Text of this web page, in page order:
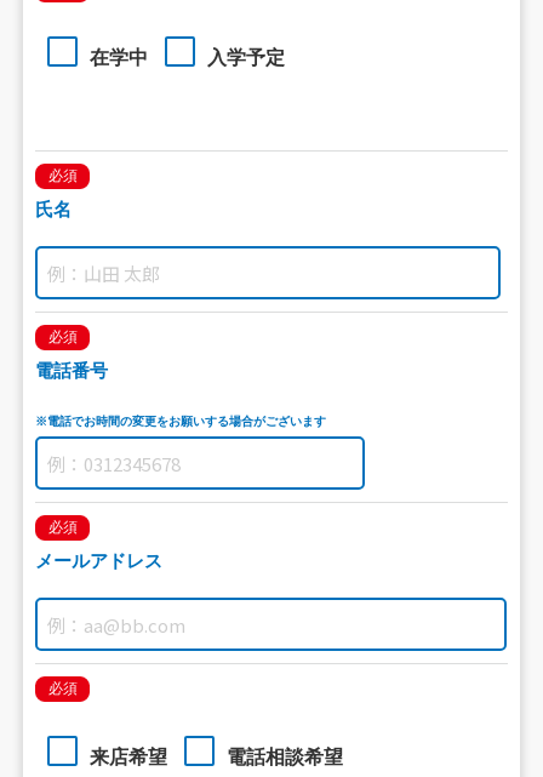
在学中 入学予定
必須
氏名
必須
電話番号
※電話でお時間の変更をお願いする場合がございます
必須
メールアドレス
必須
来店希望 電話相談希望